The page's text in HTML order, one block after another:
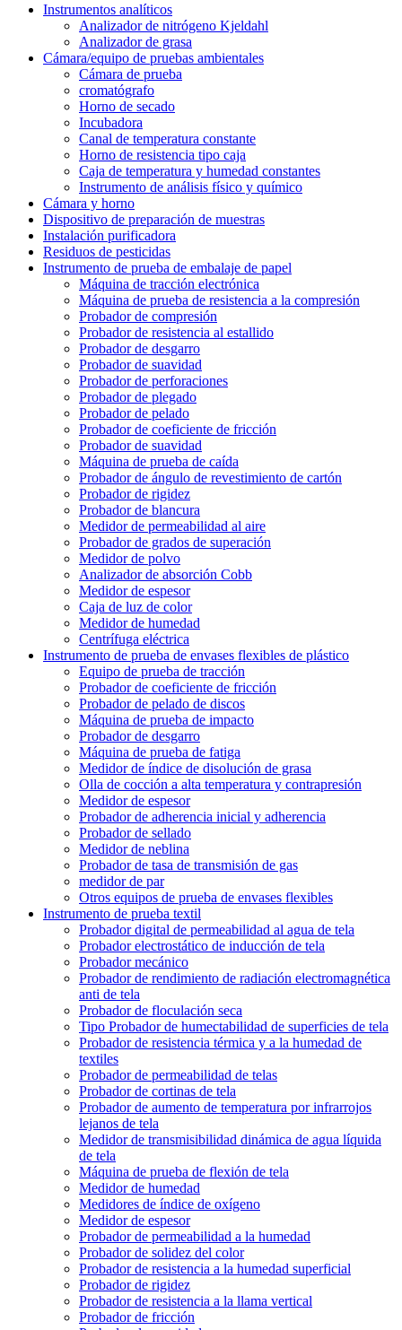
Instrumentos analíticos
Analizador de nitrógeno Kjeldahl
Analizador de grasa
Cámara/equipo de pruebas ambientales
Cámara de prueba
cromatógrafo
Horno de secado
Incubadora
Canal de temperatura constante
Horno de resistencia tipo caja
Caja de temperatura y humedad constantes
Instrumento de análisis físico y químico
Cámara y horno
Dispositivo de preparación de muestras
Instalación purificadora
Residuos de pesticidas
Instrumento de prueba de embalaje de papel
Máquina de tracción electrónica
Máquina de prueba de resistencia a la compresión
Probador de compresión
Probador de resistencia al estallido
Probador de desgarro
Probador de suavidad
Probador de perforaciones
Probador de plegado
Probador de pelado
Probador de coeficiente de fricción
Probador de suavidad
Máquina de prueba de caída
Probador de ángulo de revestimiento de cartón
Probador de rigidez
Probador de blancura
Medidor de permeabilidad al aire
Probador de grados de superación
Medidor de polvo
Analizador de absorción Cobb
Medidor de espesor
Caja de luz de color
Medidor de humedad
Centrífuga eléctrica
Instrumento de prueba de envases flexibles de plástico
Equipo de prueba de tracción
Probador de coeficiente de fricción
Probador de pelado de discos
Máquina de prueba de impacto
Probador de desgarro
Máquina de prueba de fatiga
Medidor de índice de disolución de grasa
Olla de cocción a alta temperatura y contrapresión
Medidor de espesor
Probador de adherencia inicial y adherencia
Probador de sellado
Medidor de neblina
Probador de tasa de transmisión de gas
medidor de par
Otros equipos de prueba de envases flexibles
Instrumento de prueba textil
Probador digital de permeabilidad al agua de tela
Probador electrostático de inducción de tela
Probador mecánico
Probador de rendimiento de radiación electromagnética
anti de tela
Probador de floculación seca
Tipo Probador de humectabilidad de superficies de tela
Probador de resistencia térmica y a la humedad de
textiles
Probador de permeabilidad de telas
Probador de cortinas de tela
Probador de aumento de temperatura por infrarrojos
lejanos de tela
Medidor de transmisibilidad dinámica de agua líquida
de tela
Máquina de prueba de flexión de tela
Medidor de humedad
Medidores de índice de oxígeno
Medidor de espesor
Probador de permeabilidad a la humedad
Probador de solidez del color
Probador de resistencia a la humedad superficial
Probador de rigidez
Probador de resistencia a la llama vertical
Probador de fricción